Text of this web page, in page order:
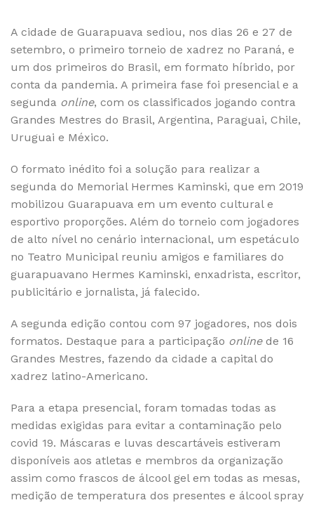
A cidade de Guarapuava sediou, nos dias 26 e 27 de
setembro, o primeiro torneio de xadrez no Paraná, e
um dos primeiros do Brasil, em formato híbrido, por
conta da pandemia. A primeira fase foi presencial e a
segunda online, com os classificados jogando contra
Grandes Mestres do Brasil, Argentina, Paraguai, Chile,
Uruguai e México.
O formato inédito foi a solução para realizar a
segunda do Memorial Hermes Kaminski, que em 2019
mobilizou Guarapuava em um evento cultural e
esportivo proporções. Além do torneio com jogadores
de alto nível no cenário internacional, um espetáculo
no Teatro Municipal reuniu amigos e familiares do
guarapuavano Hermes Kaminski, enxadrista, escritor,
publicitário e jornalista, já falecido.
A segunda edição contou com 97 jogadores, nos dois
formatos. Destaque para a participação onlinede 16
Grandes Mestres, fazendo da cidade a capital do
xadrez latino-Americano.
Para a etapa presencial, foram tomadas todas as
medidas exigidas para evitar a contaminação pelo
covid 19. Máscaras e luvas descartáveis estiveram
disponíveis aos atletas e membros da organização
assim como frascos de álcool gel em todas as mesas,
medição de temperatura dos presentes e álcool spray